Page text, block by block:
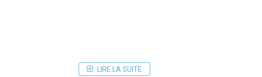
LIRE LA SUITE